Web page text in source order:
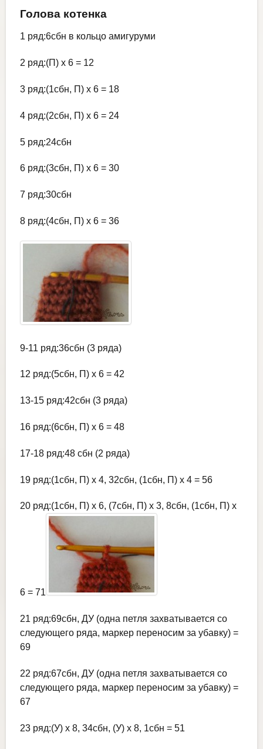
Голова котенка
1 ряд:6сбн в кольцо амигуруми
2 ряд:(П) х 6 = 12
3 ряд:(1сбн, П) х 6 = 18
4 ряд:(2сбн, П) х 6 = 24
5 ряд:24сбн
6 ряд:(3сбн, П) х 6 = 30
7 ряд:30сбн
8 ряд:(4сбн, П) х 6 = 36
9-11 ряд:36сбн (3 ряда)
12 ряд:(5сбн, П) х 6 = 42
13-15 ряд:42сбн (3 ряда)
16 ряд:(6сбн, П) х 6 = 48
17-18 ряд:48 сбн (2 ряда)
19 ряд:(1сбн, П) х 4, 32сбн, (1сбн, П) х 4 = 56
20 ряд:(1сбн, П) х 6, (7сбн, П) х 3, 8сбн, (1сбн, П) х
6 = 71
21 ряд:69сбн, ДУ (одна петля захватывается со
следующего ряда, маркер переносим за убавку) =
69
22 ряд:67сбн, ДУ (одна петля захватывается со
следующего ряда, маркер переносим за убавку) =
67
23 ряд:(У) х 8, 34сбн, (У) х 8, 1сбн = 51